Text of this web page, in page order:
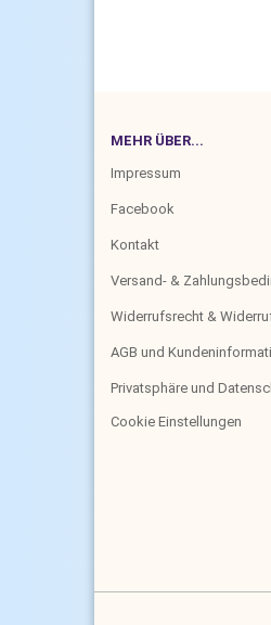
MEHR ÜBER...
Impressum
Facebook
Kontakt
Versand- &
Widerrufsrecht &
AGB und
Privatsphäre und
Cookie Einstellungen